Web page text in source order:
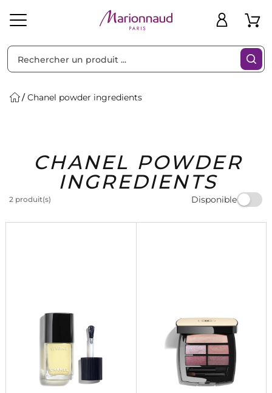
Solaire Homme Marques Idées
Cadeaux
Bons
Plans
Chanel powder ingredients
CHANEL POWDER
INGREDIENTS
2 produit(s) Disponible
Filtres